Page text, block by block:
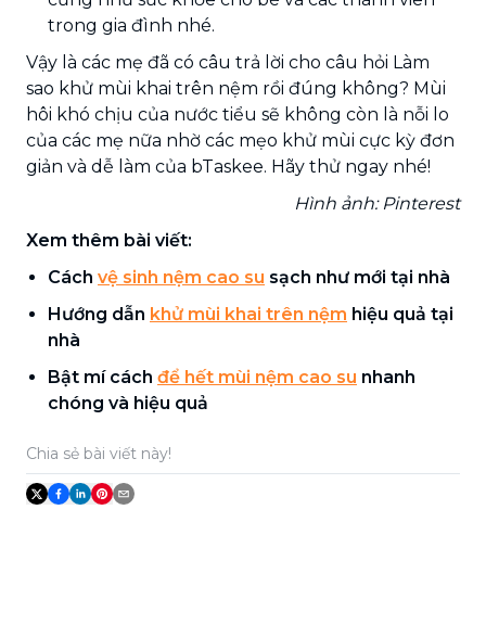
trong gia đình nhé.
Vậy là các mẹ đã có câu trả lời cho câu hỏi Làm
sao khử mùi khai trên nệm rồi đúng không? Mùi
hôi khó chịu của nước tiểu sẽ không còn là nỗi lo
của các mẹ nữa nhờ các mẹo khử mùi cực kỳ đơn
giản và dễ làm của bTaskee. Hãy thử ngay nhé!
Hình ảnh: Pinterest
Xem thêm bài viết:
Cách vệ sinh nệm cao su sạch như mới tại nhà
Hướng dẫn khử mùi khai trên nệm hiệu quả tại
nhà
Bật mí cách để hết mùi nệm cao su nhanh
chóng và hiệu quả
Chia sẻ bài viết này!